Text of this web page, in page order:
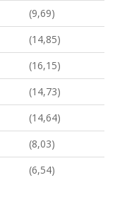
(9,69)
(14,85)
(16,15)
(14,73)
(14,64)
(8,03)
(6,54)